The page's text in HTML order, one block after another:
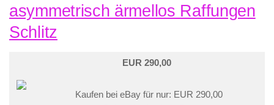
asymmetrisch ärmellos Raffungen
Schlitz
EUR 290,00
Kaufen bei eBay für nur: EUR 290,00